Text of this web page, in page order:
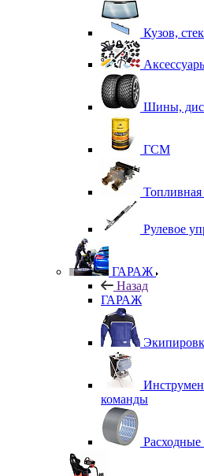
Кузов,
Шины,
ГСМ
Топливная
Рулевое
ГАРАЖ
Назад
ГАРАЖ
команды